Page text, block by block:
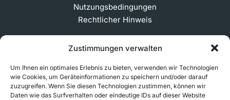
Zustimmungen verwalten
Um Ihnen ein optimales Erlebnis zu bieten, verwenden wir Technologien
wie Cookies, um Geräteinformationen zu speichern und/oder darauf
zuzugreifen. Wenn Sie diesen Technologien zustimmen, können wir
Daten wie das Surfverhalten oder eindeutige IDs auf dieser Website
Nutzungsbedingungen
Rechtlicher Hinweis